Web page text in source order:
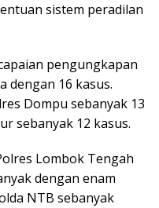
sistem peradilan
pengungkapan
dengan 16 kasus.
Dompu sebanyak 13
sebanyak 12 kasus.
Lombok Tengah
dengan enam
NTB sebanyak